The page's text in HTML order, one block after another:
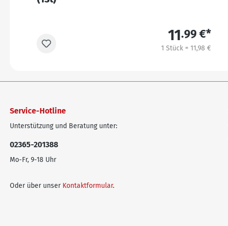
11.99 €*
1 Stück = 11,98 €
Service-Hotline
Unterstützung und Beratung unter:
02365-201388
Mo-Fr, 9-18 Uhr
Oder über unser Kontaktformular.